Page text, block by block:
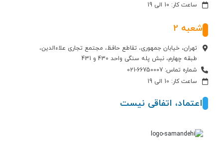
ساعت کار: 10 الی 19
شعبه 2
تهران، خیابان جمهوری، تقاطع حافظ، مجتمع تجاری علاءالدین،
طبقه چهارم، نبش پله سنگی واحد 430 و 431
شماره تماس: 66750007-021
ساعت کار: 10 الی 19
اعتماد، اتفاقی نیست